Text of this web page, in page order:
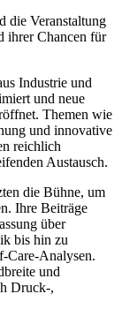
die Veranstaltung
ihrer Chancen für
Industrie und
und neue
Themen wie
und innovative
reichlich
Austausch.
die Bühne, um
Ihre Beiträge
über
bis hin zu
Care-Analysen.
und
Druck-,